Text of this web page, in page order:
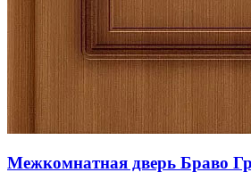
Межкомнатная дверь Браво